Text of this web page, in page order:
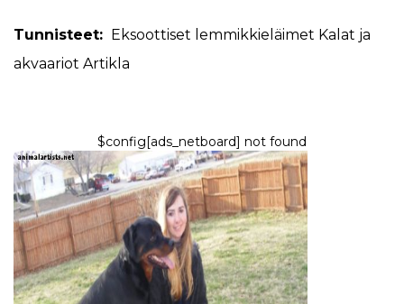
Tunnisteet: Eksoottiset lemmikkieläimet Kalat ja
akvaariot Artikla
$config[ads_netboard] not found